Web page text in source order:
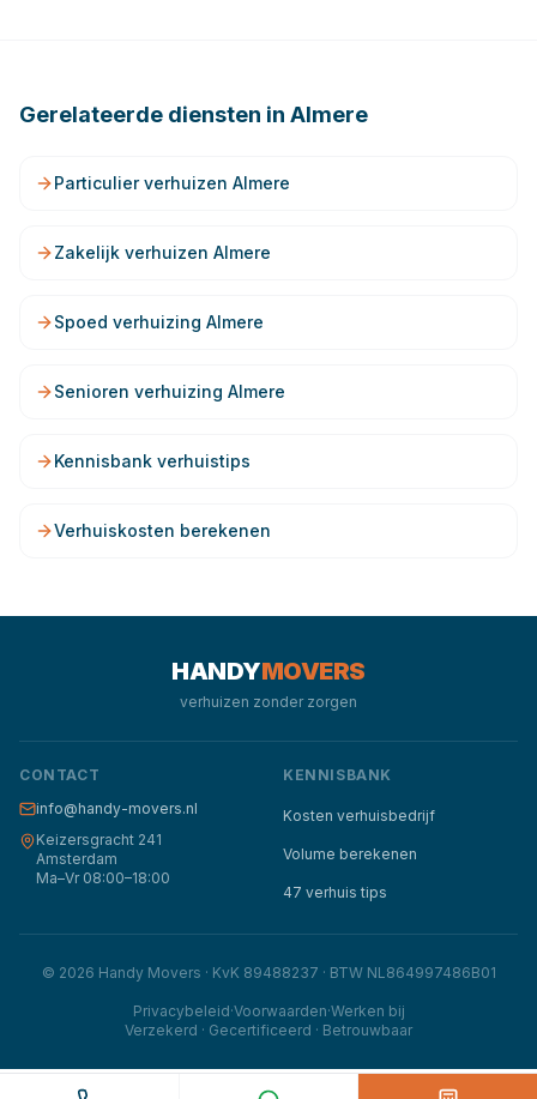
Gerelateerde diensten in Almere
Particulier verhuizen Almere
Zakelijk verhuizen Almere
Spoed verhuizing Almere
Senioren verhuizing Almere
Kennisbank verhuistips
Verhuiskosten berekenen
HANDYMOVERS
verhuizen zonder zorgen
CONTACT
info@handy-movers.nl
Keizersgracht 241
Amsterdam
Ma–Vr 08:00–18:00
KENNISBANK
Kosten verhuisbedrijf
Volume berekenen
47 verhuis tips
© 2026 Handy Movers · KvK 89488237 · BTW NL864997486B01
Privacybeleid·Voorwaarden·Werken bij
Verzekerd · Gecertificeerd · Betrouwbaar